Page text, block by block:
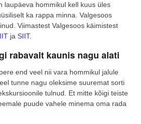
laupäeva hommikul kell kuus üles
ka rappa minna. Valgesoos
Viimastest Valgesoos käimistest
ja SIIT.
rabavalt kaunis nagu alati
end veel nii vara hommikul jalule
tunne nagu oleksime suuremat sorti
tulnud. Et mitte kõigi teiste
puude vahele minema oma rada